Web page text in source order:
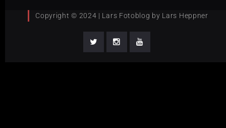
Copyright © 2024 | Lars Fotoblog by Lars Heppner